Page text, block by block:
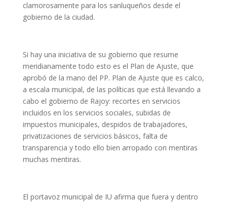
clamorosamente para los sanluqueños desde el
gobierno de la ciudad.
Si hay una iniciativa de su gobierno que resume
meridianamente todo esto es el Plan de Ajuste, que
aprobó de la mano del PP. Plan de Ajuste que es calco,
a escala municipal, de las políticas que está llevando a
cabo el gobierno de Rajoy: recortes en servicios
incluidos en los servicios sociales, subidas de
impuestos municipales, despidos de trabajadores,
privatizaciones de servicios básicos, falta de
transparencia y todo ello bien arropado con mentiras
muchas mentiras.
El portavoz municipal de IU afirma que fuera y dentro